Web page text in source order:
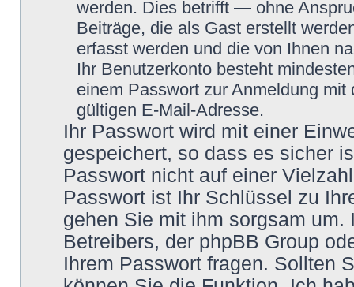
werden. Dies betrifft — ohne
Beiträge, die als Gast erstellt
erfasst werden und die von Ihnen
Ihr Benutzerkonto besteht
einem Passwort zur Anmeldung
gültigen E-Mail-Adresse.
Ihr Passwort wird mit einer
gespeichert, so dass es sicher
Passwort nicht auf einer
Passwort ist Ihr Schlüssel zu
gehen Sie mit ihm sorgsam
Betreibers, der phpBB Group
Ihrem Passwort fragen. Sollten